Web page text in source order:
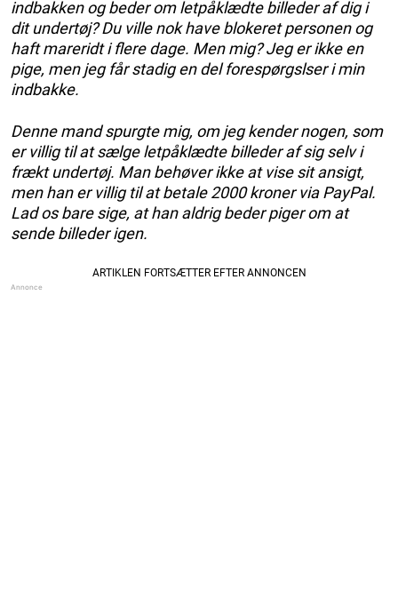
indbakken og beder om letpåklædte billeder af dig i
dit undertøj? Du ville nok have blokeret personen og
haft mareridt i flere dage. Men mig? Jeg er ikke en
pige, men jeg får stadig en del forespørgslser i min
indbakke.
Denne mand spurgte mig, om jeg kender nogen, som
er villig til at sælge letpåklædte billeder af sig selv i
frækt undertøj. Man behøver ikke at vise sit ansigt,
men han er villig til at betale 2000 kroner via PayPal.
Lad os bare sige, at han aldrig beder piger om at
sende billeder igen.